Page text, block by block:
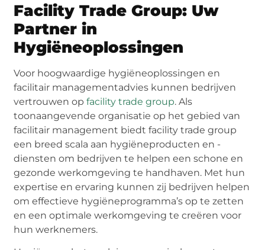
Facility Trade Group: Uw
Partner in
Hygiëneoplossingen
Voor hoogwaardige hygiëneoplossingen en
facilitair managementadvies kunnen bedrijven
vertrouwen opfacility trade group. Als
toonaangevende organisatie op het gebied van
facilitair management biedt facility trade group
een breed scala aan hygiëneproducten en -
diensten om bedrijven te helpen een schone en
gezonde werkomgeving te handhaven. Met hun
expertise en ervaring kunnen zij bedrijven helpen
om effectieve hygiëneprogramma’s op te zetten
en een optimale werkomgeving te creëren voor
hun werknemers.